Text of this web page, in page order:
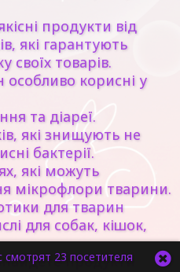
продукти від
які гарантують
своїх товарів.
особливо корисні у
та діареї.
які знищують не
бактерії.
які можуть
мікрофлори тварини.
для тварин
для собак, кішок,
продукти
смотрят 23 посетителя